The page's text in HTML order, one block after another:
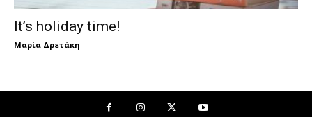
It’s holiday time!
Μαρία Δρετάκη